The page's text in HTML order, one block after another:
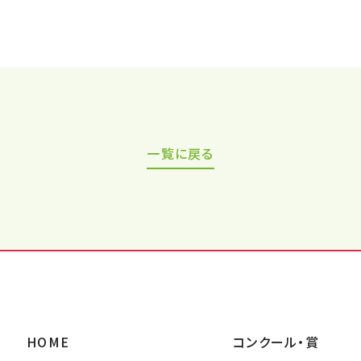
一覧に戻る
HOME コンクール・賞